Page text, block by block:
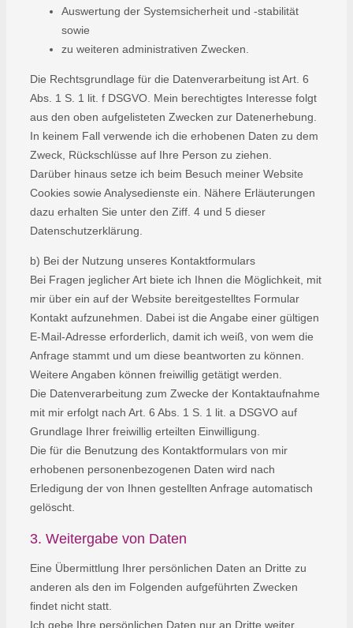
Auswertung der Systemsicherheit und -stabilität
sowie
zu weiteren administrativen Zwecken.
Die Rechtsgrundlage für die Datenverarbeitung ist Art. 6
Abs. 1 S. 1 lit. f DSGVO. Mein berechtigtes Interesse folgt
aus den oben aufgelisteten Zwecken zur Datenerhebung.
In keinem Fall verwende ich die erhobenen Daten zu dem
Zweck, Rückschlüsse auf Ihre Person zu ziehen.
Darüber hinaus setze ich beim Besuch meiner Website
Cookies sowie Analysedienste ein. Nähere Erläuterungen
dazu erhalten Sie unter den Ziff. 4 und 5 dieser
Datenschutzerklärung.
b) Bei der Nutzung unseres Kontaktformulars
Bei Fragen jeglicher Art biete ich Ihnen die Möglichkeit, mit
mir über ein auf der Website bereitgestelltes Formular
Kontakt aufzunehmen. Dabei ist die Angabe einer gültigen
E-Mail-Adresse erforderlich, damit ich weiß, von wem die
Anfrage stammt und um diese beantworten zu können.
Weitere Angaben können freiwillig getätigt werden.
Die Datenverarbeitung zum Zwecke der Kontaktaufnahme
mit mir erfolgt nach Art. 6 Abs. 1 S. 1 lit. a DSGVO auf
Grundlage Ihrer freiwillig erteilten Einwilligung.
Die für die Benutzung des Kontaktformulars von mir
erhobenen personenbezogenen Daten wird nach
Erledigung der von Ihnen gestellten Anfrage automatisch
gelöscht.
3. Weitergabe von Daten
Eine Übermittlung Ihrer persönlichen Daten an Dritte zu
anderen als den im Folgenden aufgeführten Zwecken
findet nicht statt.
Ich gebe Ihre persönlichen Daten nur an Dritte weiter,